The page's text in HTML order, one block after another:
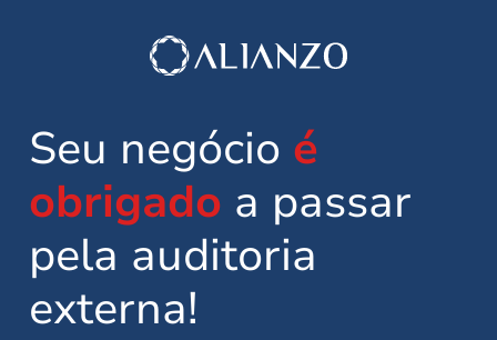
Seu negócio é
obrigado a passar
pela auditoria
externa!